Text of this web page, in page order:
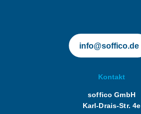
info@soffico.de
Kontakt
soffico GmbH
Karl-Drais-Str. 4e